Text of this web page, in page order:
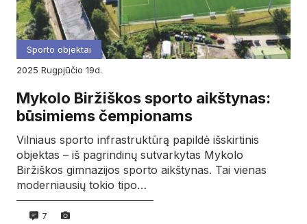
Sporto objektai
2025
rugpjūčio 19d.
Mykolo Biržiškos sporto aikštynas:
būsimiems čempionams
Vilniaus sporto infrastruktūrą papildė išskirtinis
objektas – iš pagrindinų sutvarkytas Mykolo
Biržiškos gimnazijos sporto aikštynas. Tai vienas
moderniausių tokio tipo…
7